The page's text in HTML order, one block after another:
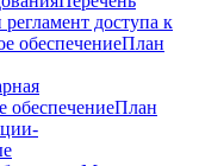
доступа к
обеспечениеПлан
обеспечениеПлан